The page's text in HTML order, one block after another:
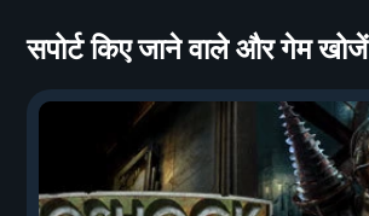
सपोर्ट किए जाने वाले और गेम खोजें